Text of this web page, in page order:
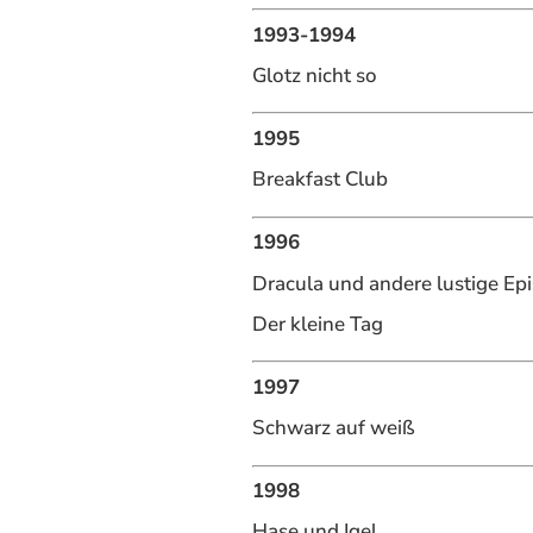
1993-1994
Glotz nicht so
1995
Breakfast Club
1996
Dracula und andere lustige
Der kleine Tag
1997
Schwarz auf weiß
1998